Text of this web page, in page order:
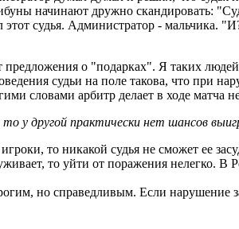
начинают дружно скандировать:
этот судья. Администратор - мальчика.
о "подарках". Я таких
судьи на поле такова, что при
словами арбитр делает в ходе матча
у другой практически нет шансов
то никакой судья не сможет ее
то уйти от поражения нелегко.
но справедливым. Если нарушение